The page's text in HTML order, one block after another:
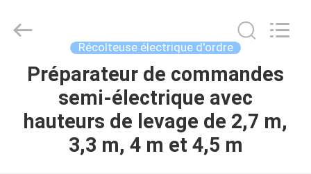
MAISON
MACHINERY
Récolteuse électrique d'ordre
Préparateur de commandes
semi-électrique avec
hauteurs de levage de 2,7 m,
3,3 m, 4 m et 4,5 m